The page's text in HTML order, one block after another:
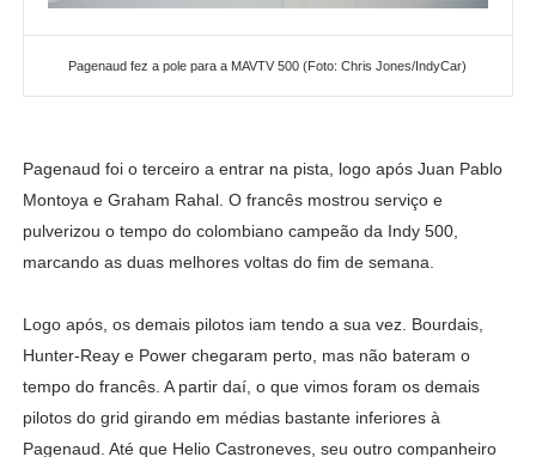
Pagenaud fez a pole para a MAVTV 500 (Foto: Chris Jones/IndyCar)
Pagenaud foi o terceiro a entrar na pista, logo após Juan Pablo
Montoya e Graham Rahal. O francês mostrou serviço e
pulverizou o tempo do colombiano campeão da Indy 500,
marcando as duas melhores voltas do fim de semana.
Logo após, os demais pilotos iam tendo a sua vez. Bourdais,
Hunter-Reay e Power chegaram perto, mas não bateram o
tempo do francês. A partir daí, o que vimos foram os demais
pilotos do grid girando em médias bastante inferiores à
Pagenaud. Até que Helio Castroneves, seu outro companheiro